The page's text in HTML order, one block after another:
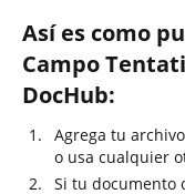
Así es como
Campo
DocHub:
Agrega tu
o usa cualquier
Si tu documento